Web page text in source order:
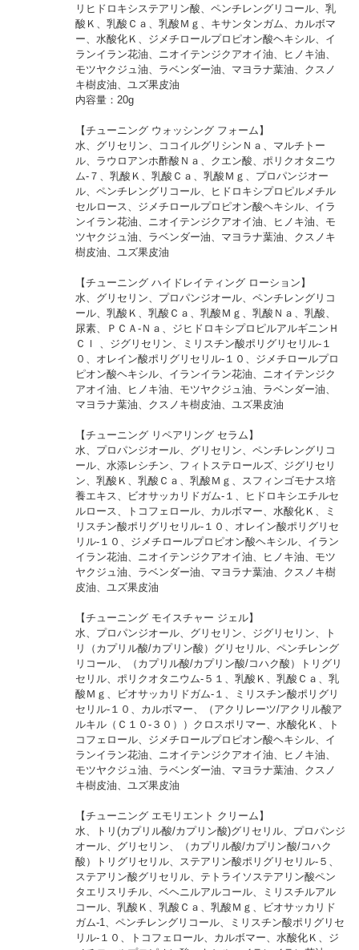
リヒドロキシステアリン酸、ペンチレングリコール、乳
酸Ｋ、乳酸Ｃａ、乳酸Ｍｇ、キサンタンガム、カルボマ
ー、水酸化Ｋ、ジメチロールプロピオン酸ヘキシル、イ
ランイラン花油、ニオイテンジクアオイ油、ヒノキ油、
モツヤクジュ油、ラベンダー油、マヨラナ葉油、クスノ
キ樹皮油、ユズ果皮油
内容量：20g
【チューニング ウォッシング フォーム】
水、グリセリン、ココイルグリシンＮａ、マルチトー
ル、ラウロアンホ酢酸Ｎａ、クエン酸、ポリクオタニウ
ム-７、乳酸Ｋ、乳酸Ｃａ、乳酸Ｍｇ、プロパンジオー
ル、ペンチレングリコール、ヒドロキシプロピルメチル
セルロース、ジメチロールプロピオン酸ヘキシル、イラ
ンイラン花油、ニオイテンジクアオイ油、ヒノキ油、モ
ツヤクジュ油、ラベンダー油、マヨラナ葉油、クスノキ
樹皮油、ユズ果皮油
【チューニング ハイドレイティング ローション】
水、グリセリン、プロパンジオール、ペンチレングリコ
ール、乳酸Ｋ、乳酸Ｃａ、乳酸Ｍｇ、乳酸Ｎａ、乳酸、
尿素、ＰＣＡ-Ｎａ、ジヒドロキシプロピルアルギニンＨ
Ｃｌ 、ジグリセリン、ミリスチン酸ポリグリセリル-１
０、オレイン酸ポリグリセリル-１０、ジメチロールプロ
ピオン酸ヘキシル、イランイラン花油、ニオイテンジク
アオイ油、ヒノキ油、モツヤクジュ油、ラベンダー油、
マヨラナ葉油、クスノキ樹皮油、ユズ果皮油
【チューニング リペアリング セラム】
水、プロパンジオール、グリセリン、ペンチレングリコ
ール、水添レシチン、フィトステロールズ、ジグリセリ
ン、乳酸Ｋ、乳酸Ｃａ、乳酸Ｍｇ、スフィンゴモナス培
養エキス、ビオサッカリドガム-１、ヒドロキシエチルセ
ルロース、トコフェロール、カルボマー、水酸化Ｋ、ミ
リスチン酸ポリグリセリル-１０、オレイン酸ポリグリセ
リル-１０、ジメチロールプロピオン酸ヘキシル、イラン
イラン花油、ニオイテンジクアオイ油、ヒノキ油、モツ
ヤクジュ油、ラベンダー油、マヨラナ葉油、クスノキ樹
皮油、ユズ果皮油
【チューニング モイスチャー ジェル】
水、プロパンジオール、グリセリン、ジグリセリン、ト
リ（カプリル酸/カプリン酸）グリセリル、ペンチレング
リコール、（カプリル酸/カプリン酸/コハク酸）トリグリ
セリル、ポリクオタニウム-５１、乳酸Ｋ、乳酸Ｃａ、乳
酸Ｍｇ、ビオサッカリドガム-１、ミリスチン酸ポリグリ
セリル-１０、カルボマー、（アクリレーツ/アクリル酸ア
ルキル（Ｃ１０-３０））クロスポリマー、水酸化Ｋ、ト
コフェロール、ジメチロールプロピオン酸ヘキシル、イ
ランイラン花油、ニオイテンジクアオイ油、ヒノキ油、
モツヤクジュ油、ラベンダー油、マヨラナ葉油、クスノ
キ樹皮油、ユズ果皮油
【チューニング エモリエント クリーム】
水、トリ(カプリル酸/カプリン酸)グリセリル、プロパンジ
オール、グリセリン、（カプリル酸/カプリン酸/コハク
酸）トリグリセリル、ステアリン酸ポリグリセリル-５、
ステアリン酸グリセリル、テトライソステアリン酸ペン
タエリスリチル、ベヘニルアルコール、ミリスチルアル
コール、乳酸Ｋ、乳酸Ｃａ、乳酸Ｍｇ、ビオサッカリド
ガム-1、ペンチレングリコール、ミリスチン酸ポリグリセ
リル-１０、トコフェロール、カルボマー、水酸化Ｋ、ジ